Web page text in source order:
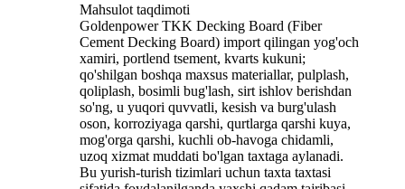
Mahsulot taqdimoti
Goldenpower TKK Decking Board (Fiber
Cement Decking Board) import qilingan yog'och
xamiri, portlend tsement, kvarts kukuni;
qo'shilgan boshqa maxsus materiallar, pulplash,
qoliplash, bosimli bug'lash, sirt ishlov berishdan
so'ng, u yuqori quvvatli, kesish va burg'ulash
oson, korroziyaga qarshi, qurtlarga qarshi kuya,
mog'orga qarshi, kuchli ob-havoga chidamli,
uzoq xizmat muddati bo'lgan taxtaga aylanadi.
Bu yurish-turish tizimlari uchun taxta taxtasi